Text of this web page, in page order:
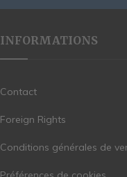
INFORMATIONS
Contact
Foreign Rights
Conditions générales de